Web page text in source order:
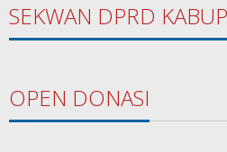
SEKWAN DPRD
OPEN DONASI